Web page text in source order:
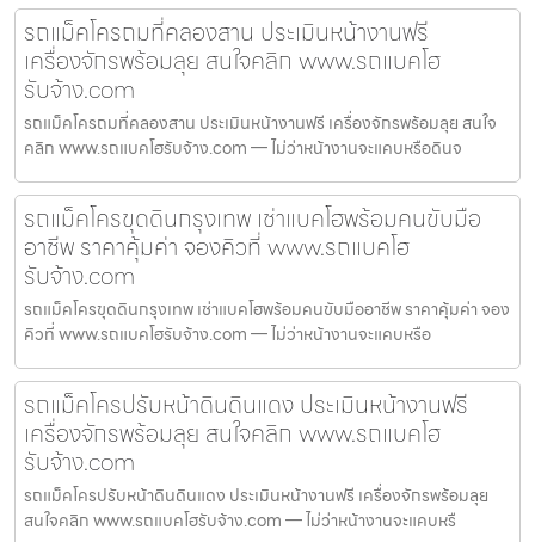
รถแม็คโครถมที่คลองสาน ประเมินหน้างานฟรี
เครื่องจักรพร้อมลุย สนใจคลิก www.รถแบคโฮ
รับจ้าง.com
รถแม็คโครถมที่คลองสาน ประเมินหน้างานฟรี เครื่องจักรพร้อมลุย สนใจ
คลิก www.รถแบคโฮรับจ้าง.com — ไม่ว่าหน้างานจะแคบหรือดินจ
รถแม็คโครขุดดินกรุงเทพ เช่าแบคโฮพร้อมคนขับมือ
อาชีพ ราคาคุ้มค่า จองคิวที่ www.รถแบคโฮ
รับจ้าง.com
รถแม็คโครขุดดินกรุงเทพ เช่าแบคโฮพร้อมคนขับมืออาชีพ ราคาคุ้มค่า จอง
คิวที่ www.รถแบคโฮรับจ้าง.com — ไม่ว่าหน้างานจะแคบหรือ
รถแม็คโครปรับหน้าดินดินแดง ประเมินหน้างานฟรี
เครื่องจักรพร้อมลุย สนใจคลิก www.รถแบคโฮ
รับจ้าง.com
รถแม็คโครปรับหน้าดินดินแดง ประเมินหน้างานฟรี เครื่องจักรพร้อมลุย
สนใจคลิก www.รถแบคโฮรับจ้าง.com — ไม่ว่าหน้างานจะแคบหรื